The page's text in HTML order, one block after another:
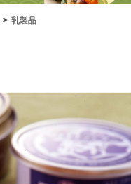
乳製品